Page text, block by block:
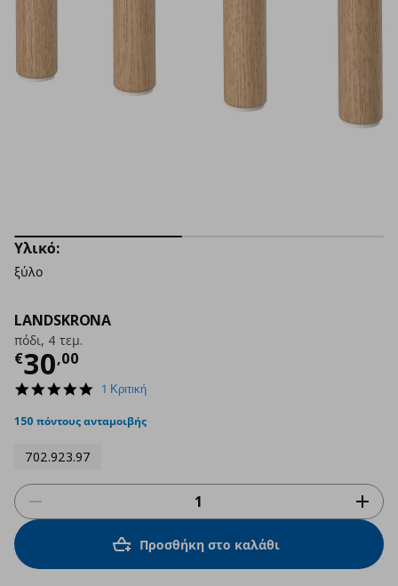
LANDSKRONA
πόδι, 4 τεμ.
€30,00
Τρέχουσα τιμή
5.0
rating
1 Κριτική
150 πόντους ανταμοιβής
702.923.97
Υλικό:
ξύλο
Προσθήκη στο καλάθι